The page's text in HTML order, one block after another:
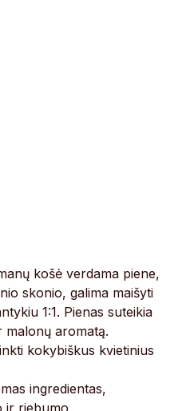
košė verdama piene,
skonio, galima maišyti
1:1. Pienas suteikia
malonų aromatą.
kokybiškus kvietinius
ingredientas,